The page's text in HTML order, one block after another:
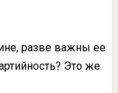
разве важны ее
Это же